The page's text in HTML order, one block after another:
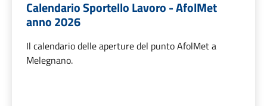
Calendario Sportello Lavoro - AfolMet
anno 2026
Il calendario delle aperture del punto AfolMet a
Melegnano.